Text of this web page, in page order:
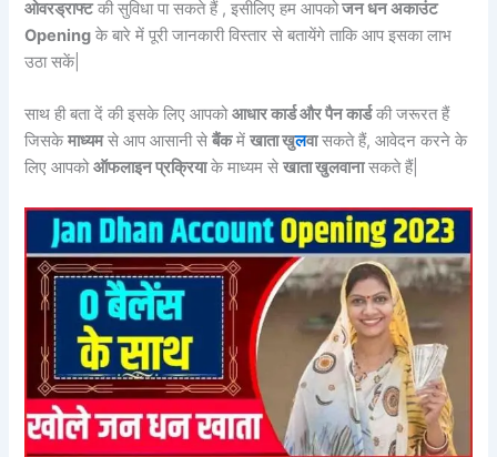
ओवरड्राफ्टकी सुविधा पा सकते हैं , इसीलिए हम आपकोजन धन अकाउंट
Opening के बारे में पूरी जानकारी विस्तार से बतायेंगे ताकि आप इसका लाभ
उठा सकें|
साथ ही बता दें की इसके लिए आपकोआधार कार्ड और पैन कार्डकी जरूरत हैं
जिसकेमाध्यमसे आप आसानी सेबैंकमेंखाता खुलवासकते हैं, आवेदन करने के
लिए आपकोऑफलाइन प्रक्रियाके माध्यम सेखाता खुलवानासकते हैं|